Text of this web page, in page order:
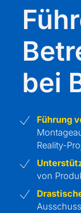
bei
Führung
Reality-
von